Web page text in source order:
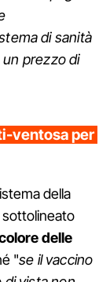
di sanità
prezzo di
ventosa per
della
sottolineato
delle
"se il vaccino